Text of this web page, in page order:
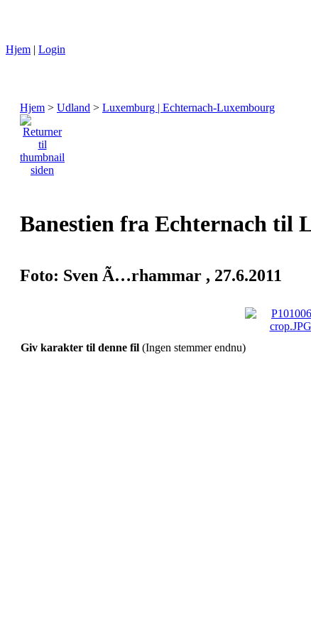
Hjem | Login
Hjem > Udland > Luxemburg | Echternach-Luxembourg
Banestien fra Echternach til
Foto: Sven Ã…rhammar , 27.6.2011
Giv karakter til denne fil (Ingen stemmer endnu)